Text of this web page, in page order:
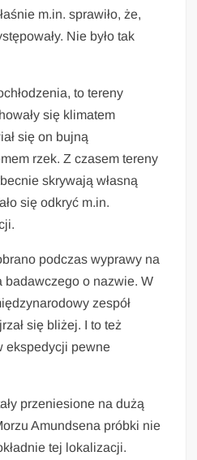
m.in. sprawiło, że,
Nie było tak
to tereny
się klimatem
się on bujną
rzek. Z czasem tereny
skrywają własną
się odkryć m.in.
podczas wyprawy na
badawczego o nazwie. W
zespół
się bliżej. I to też
ekspedycji pewne
przeniesione na dużą
Amundsena próbki nie
tej lokalizacji.